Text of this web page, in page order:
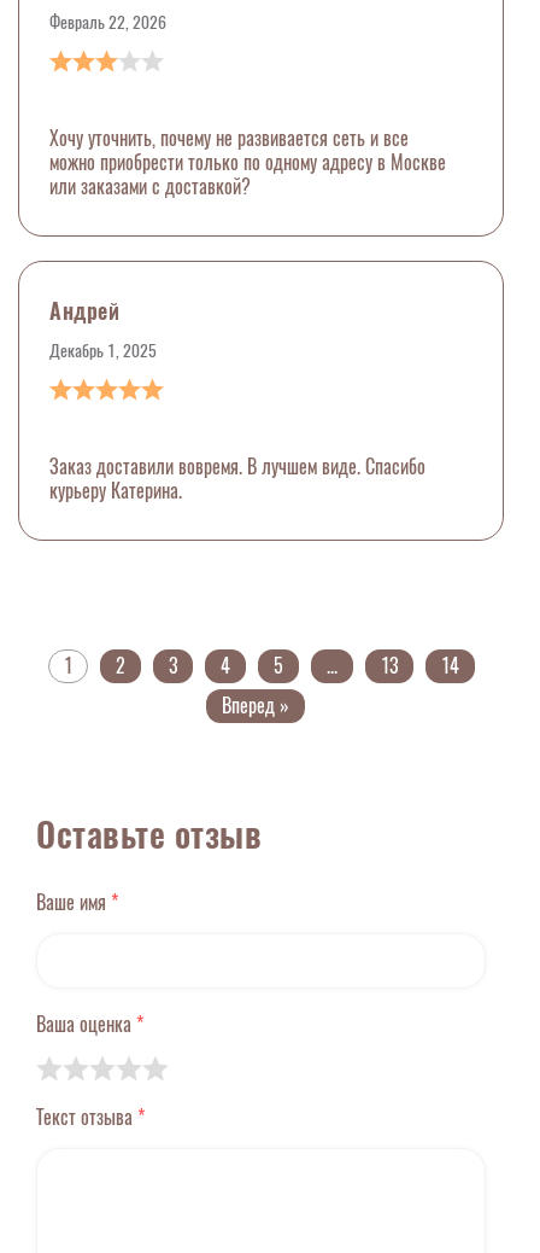
Февраль 22, 2026
Хочу уточнить, почему не развивается сеть и все
можно приобрести только по одному адресу в Москве
или заказами с доставкой?
Андрей
Декабрь 1, 2025
Заказ доставили вовремя. В лучшем виде. Спасибо
курьеру Катерина.
1 2 3 4 5 ... 13
14
Вперед »
Оставьте отзыв
Ваше имя *
Ваша оценка *
Текст отзыва *